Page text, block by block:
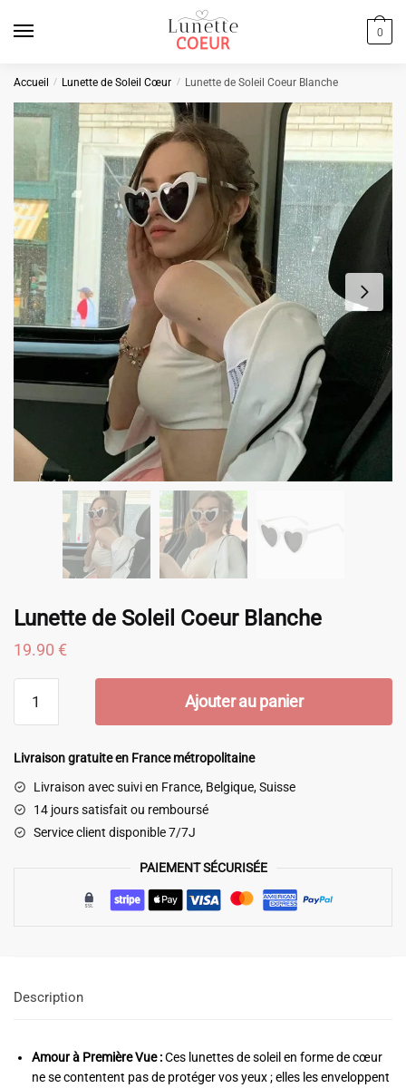
0
Accueil / Lunette de Soleil Cœur / Lunette de Soleil Coeur Blanche
Lunette de Soleil Coeur Blanche
19.90 €
de
Coeur
Blanche
Ajouter au panier
Livraison gratuite en France métropolitaine
Livraison avec suivi en France, Belgique, Suisse
14 jours satisfait ou remboursé
Service client disponible 7/7J
PAIEMENT SÉCURISÉE
Description
Amour à Première Vue :Ces lunettes de soleil en forme de cœur
ne se contentent pas de protéger vos yeux ; elles les enveloppent